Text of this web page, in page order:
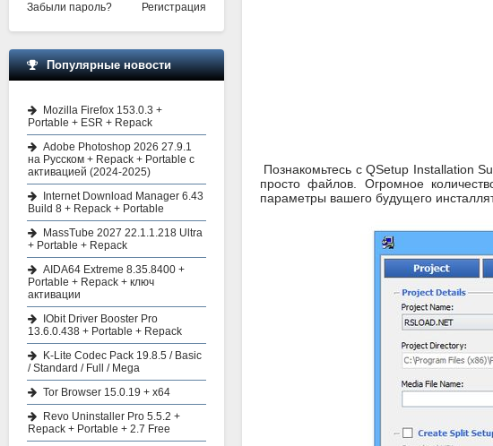
Познакомьтесь с QSetup Installation
просто файлов. Огромное
параметры вашего будущего
Забыли пароль? Регистрация
Популярные новости
Mozilla Firefox 153.0.3 +
Portable + ESR + Repack
Adobe Photoshop 2026 27.9.1
на Русском + Repack + Portable с
активацией (2024-2025)
Internet Download Manager 6.43
Build 8 + Repack + Portable
MassTube 2027 22.1.1.218 Ultra
+ Portable + Repack
AIDA64 Extreme 8.35.8400 +
Portable + Repack + ключ
активации
IObit Driver Booster Pro
13.6.0.438 + Portable + Repack
K-Lite Codec Pack 19.8.5 / Basic
/ Standard / Full / Mega
Tor Browser 15.0.19 + x64
Revo Uninstaller Pro 5.5.2 +
Repack + Portable + 2.7 Free